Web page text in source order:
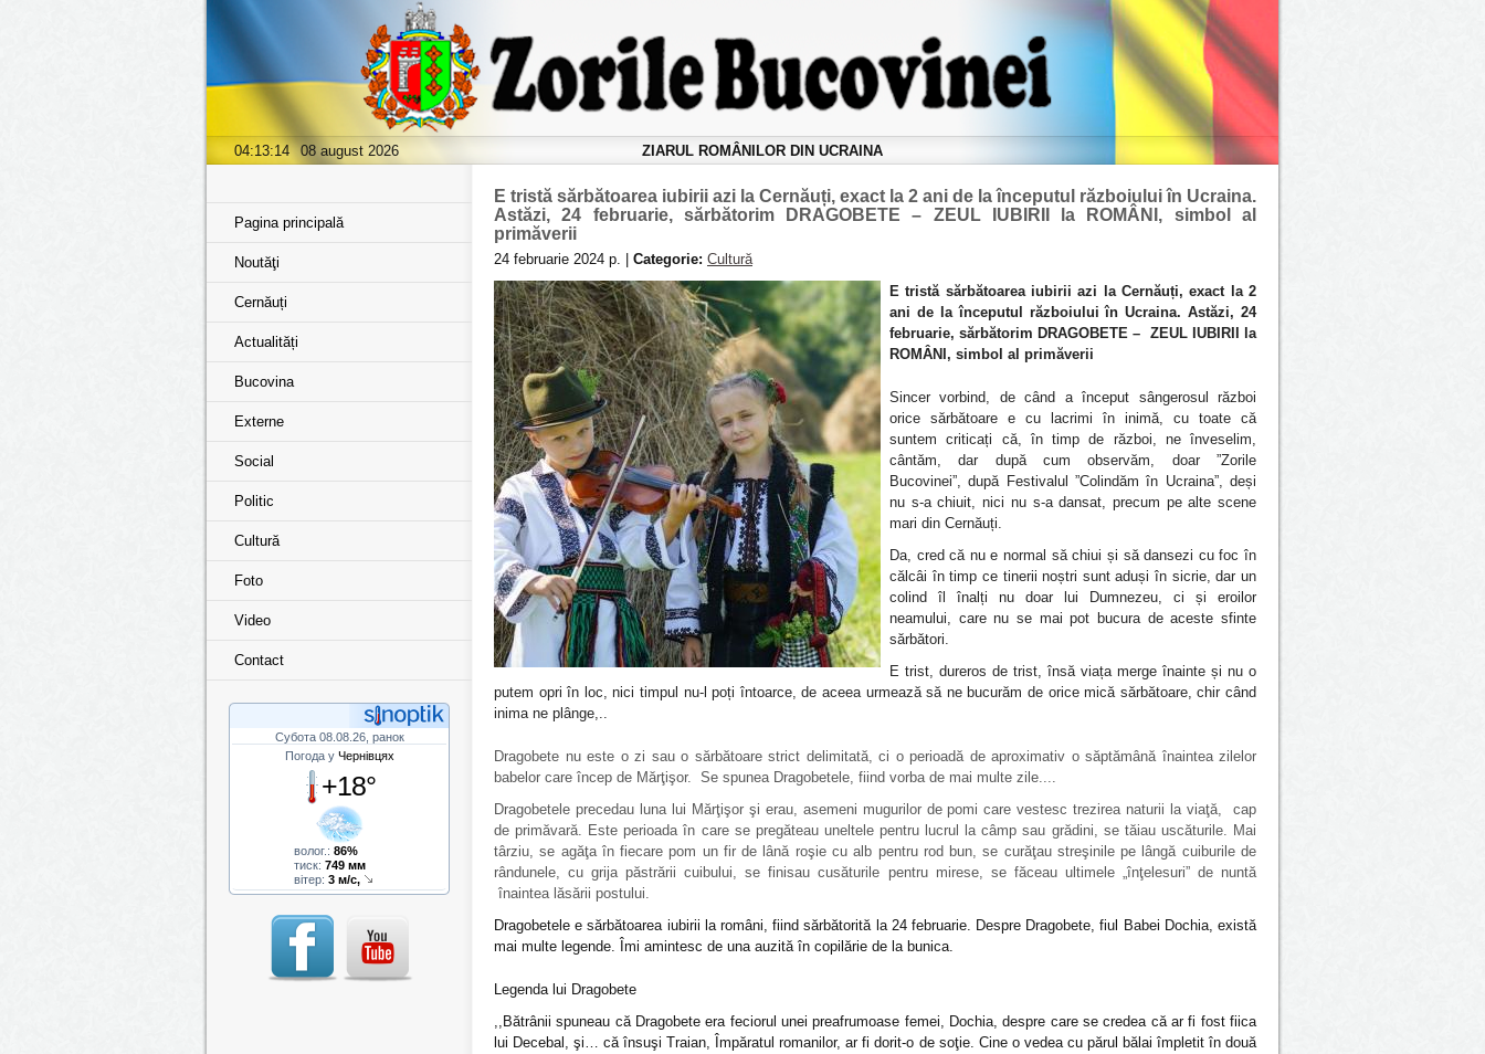
04:13:15 08 august 2026 ZIARUL ROMÂNILOR DIN UCRAINA
Pagina principală
Noutăţi
Cernăuți
Actualități
Bucovina
Externe
Social
Politic
Cultură
Foto
Video
Contact
Субота 08.08.26, ранок
Погода у Чернівцях
+18°
волог.: 86%
тиск: 749 мм
вітер: 3 м/с,
E tristă sărbătoarea iubirii azi la Cernăuți, exact la 2 ani de la începutul războiului în Ucraina.
Astăzi, 24 februarie, sărbătorim DRAGOBETE – ZEUL IUBIRII la ROMÂNI, simbol al
primăverii
24 februarie 2024 р. | Categorie: Cultură
E tristă sărbătoarea iubirii azi la Cernăuți, exact la 2
ani de la începutul războiului în Ucraina. Astăzi, 24
februarie, sărbătorim DRAGOBETE – ZEUL IUBIRII la
ROMÂNI, simbol al primăverii
Sincer vorbind, de când a început sângerosul război
orice sărbătoare e cu lacrimi în inimă, cu toate că
suntem criticați că, în timp de război, ne înveselim,
cântăm, dar după cum observăm, doar ”Zorile
Bucovinei”, după Festivalul ”Colindăm în Ucraina”, deși
nu s-a chiuit, nici nu s-a dansat, precum pe alte scene
mari din Cernăuți.
Da, cred că nu e normal să chiui și să dansezi cu foc în
călcâi în timp ce tinerii noștri sunt aduși în sicrie, dar un
colind îl înalți nu doar lui Dumnezeu, ci și eroilor
neamului, care nu se mai pot bucura de aceste sfinte
sărbători.
E trist, dureros de trist, însă viața merge înainte și nu o
putem opri în loc, nici timpul nu-l poți întoarce, de aceea urmează să ne bucurăm de orice mică sărbătoare, chir când
inima ne plânge,..
Dragobete nu este o zi sau o sărbătoare strict delimitată, ci o perioadă de aproximativ o săptămână înaintea zilelor
babelor care încep de Mărţişor. Se spunea Dragobetele, fiind vorba de mai multe zile....
Dragobetele precedau luna lui Mărţişor şi erau, asemeni mugurilor de pomi care vestesc trezirea naturii la viaţă, cap
de primăvară. Este perioada în care se pregăteau uneltele pentru lucrul la câmp sau grădini, se tăiau uscăturile. Mai
târziu, se agăţa în fiecare pom un fir de lână roşie cu alb pentru rod bun, se curăţau streşinile pe lângă cuiburile de
rândunele, cu grija păstrării cuibului, se finisau cusăturile pentru mirese, se făceau ultimele „înţelesuri” de nuntă
înaintea lăsării postului.
Dragobetele e sărbătoarea iubirii la români, fiind sărbătorită la 24 februarie. Despre Dragobete, fiul Babei Dochia, există
mai multe legende. Îmi amintesc de una auzită în copilărie de la bunica.
Legenda lui Dragobete
,,Bătrânii spuneau că Dragobete era feciorul unei preafrumoase femei, Dochia, despre care se credea că ar fi fost fiica
lui Decebal, şi… că însuşi Traian, Împăratul romanilor, ar fi dorit-o de soţie. Cine o vedea cu părul bălai împletit în două